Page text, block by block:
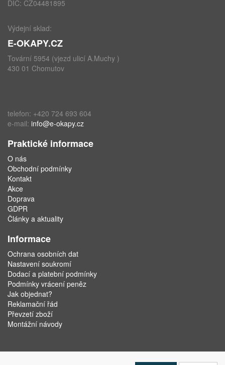
DIČ: CZ04481895
Výdejní sklad:
E-OKAPY.CZ
Tovární 5954 (vjezd ulicí A.Muchy )
430 01 Chomutov
telefon: +420 724 693 604
e-mail: info@e-okapy.cz
Praktické informace
O nás
Obchodní podmínky
Kontakt
Akce
Doprava
GDPR
Články a aktuality
Informace
Ochrana osobních dat
Nastavení soukromí
Dodací a platební podmínky
Podmínky vrácení peněz
Jak objednat?
Reklamační řád
Převzetí zboží
Montážní návody